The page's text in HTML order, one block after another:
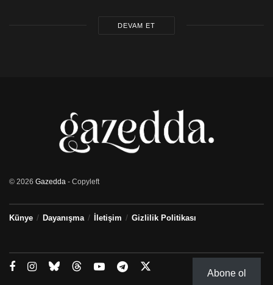
DEVAM ET
© 2026 Gazedda - Copyleft
Künye Dayanışma İletişim Gizlilik Politikası
Abone ol